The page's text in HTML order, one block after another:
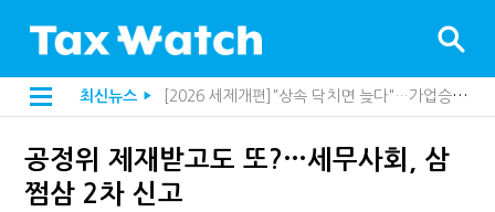
최신뉴스 ▶ [2026 세제개편]"상속 닥치면 늦다"…가업승계 성패, 시간에 달렸다
[2026 세제개편]종부세는 집값, 가업상속은 기술…납세자가 꼭 볼 5가지
해외 안 갔는데 긁힌 신용카드…관세청이 몇분 만에 찾아낸 비결은?
공정위 제재받고도 또?…세무사회, 삼
쩜삼 2차 신고